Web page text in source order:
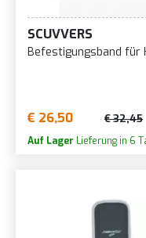
SCUVVERS
Befestigungsband für
€ 26,50 € 32,45
Auf Lager Lieferung in 6